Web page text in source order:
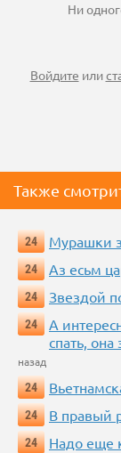
Ни
Войдите или
Также
24 Мурашки
24
Аз есьм
24
Звездой
24
А
спать, она
назад
24
24
В правый
24
Надо еще